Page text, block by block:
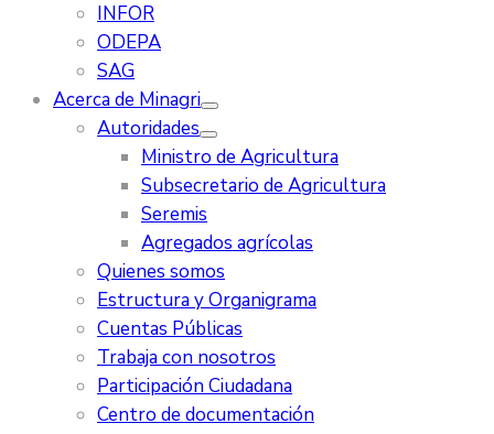
INFOR
ODEPA
SAG
Acerca de Minagri
Autoridades
Ministro de Agricultura
Subsecretario de Agricultura
Seremis
Agregados agrícolas
Quienes somos
Estructura y Organigrama
Cuentas Públicas
Trabaja con nosotros
Participación Ciudadana
Centro de documentación